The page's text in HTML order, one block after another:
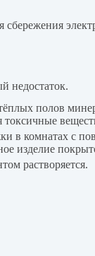
недостаток.
полов
токсичные
в комнатах с
изделие
растворяется.